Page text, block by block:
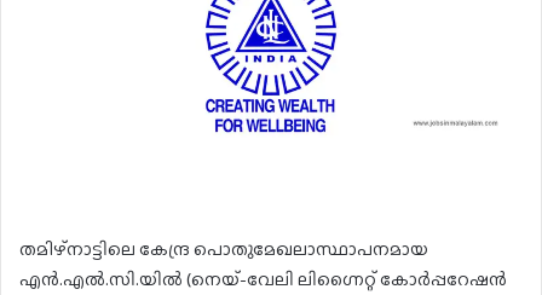
തമിഴ്നാട്ടിലെ കേന്ദ്ര പൊതുമേഖലാസ്ഥാപനമായ
എൻ.എൽ.സി.യിൽ (നെയ്-വേലി ലിഗ്നൈറ്റ് കോർപ്പറേഷൻ